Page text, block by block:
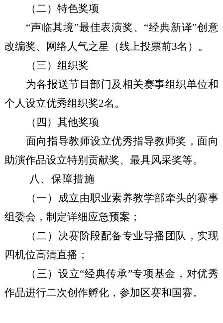
（二）特色奖项
“声临其境”最佳表演奖、“经典新译”创意
改编奖、网络人气之星（线上投票前3名）。
（三 ）组织奖
为各报送节目部门及相关赛事组织单位和
个人设立优秀组织奖2名。
（ 四 ）其他奖项
面向指导教师设立优秀指导教师奖，面向
助演作品设立特别贡献奖、最具风采奖等。
八、保障措施
（一）成立由职业素养教学部牵头的赛事
组委会，制定详细应急预案；
（二）决赛阶段配备专业导播团队，实现
四机位高清直播；
（三）设立“经典传承”专项基金，对优秀
作品进行二次创作孵化，参加区赛和国赛。